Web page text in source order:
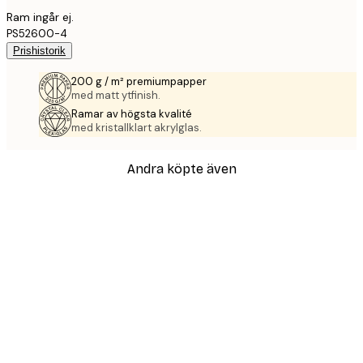
Ram ingår ej.
PS52600-4
Prishistorik
200 g / m² premiumpapper
med matt ytfinish.
Ramar av högsta kvalité
med kristallklart akrylglas.
Andra köpte även